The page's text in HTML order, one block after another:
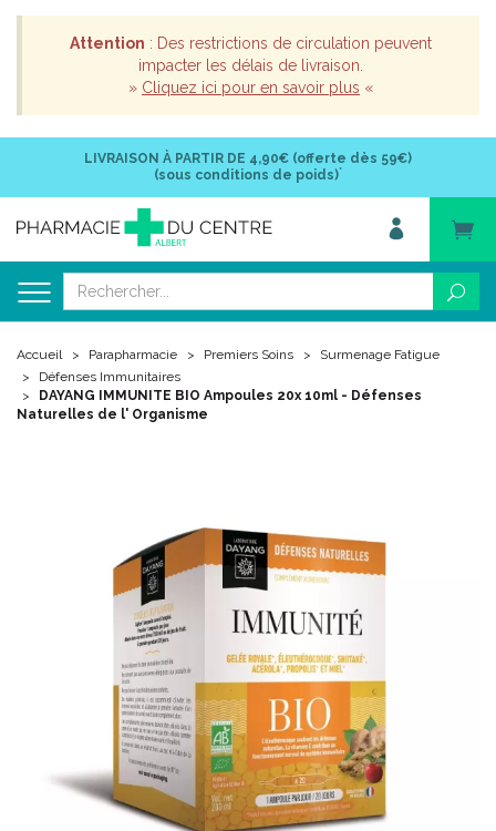
Attention : Des restrictions de circulation peuvent
impacter les délais de livraison.
» Cliquez ici pour en savoir plus «
LIVRAISON À PARTIR DE 4,90€ (offerte dès 59€)
(sous conditions de poids)*
Accueil Parapharmacie Premiers Soins
Surmenage Fatigue
Défenses Immunitaires
DAYANG IMMUNITE BIO Ampoules 20x 10ml - Défenses
Naturelles de l' Organisme